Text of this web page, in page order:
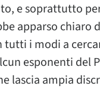
e soprattutto
apparso chiaro
i modi a
esponenti del
lascia ampia